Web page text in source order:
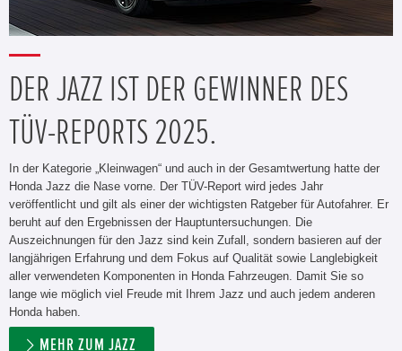
DER JAZZ IST DER GEWINNER DES
TÜV-REPORTS 2025.
In der Kategorie „Kleinwagen“ und auch in der Gesamtwertung hatte der
Honda Jazz die Nase vorne. Der TÜV-Report wird jedes Jahr
veröffentlicht und gilt als einer der wichtigsten Ratgeber für Autofahrer. Er
beruht auf den Ergebnissen der Hauptuntersuchungen. Die
Auszeichnungen für den Jazz sind kein Zufall, sondern basieren auf der
langjährigen Erfahrung und dem Fokus auf Qualität sowie Langlebigkeit
aller verwendeten Komponenten in Honda Fahrzeugen. Damit Sie so
lange wie möglich viel Freude mit Ihrem Jazz und auch jedem anderen
Honda haben.
MEHR ZUM JAZZ